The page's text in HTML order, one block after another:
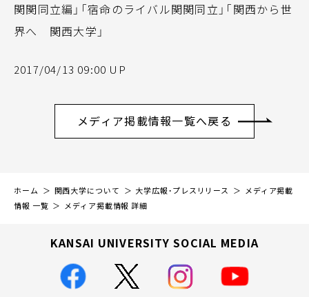
関関同立編」「宿命のライバル関関同立」「関西から世
界へ 関西大学」
2017/04/13 09:00 UP
メディア掲載情報一覧へ戻る
ホーム 関西大学について 大学広報・プレスリリース
メディア掲載
情報 一覧
メディア掲載情報 詳細
KANSAI UNIVERSITY SOCIAL MEDIA